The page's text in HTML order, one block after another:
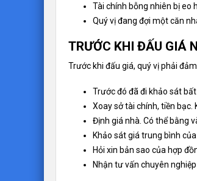
Tài chính bỗng nhiên bị eo
Quý vị đang đợi một căn
TRƯỚC KHI ĐẤU GIÁ
Trước khi đấu giá, quý vị phải
Trước đó đã đi khảo sát
Xoay sở tài chính, tiền bạc.
Định giá nhà. Có thể bằng
Khảo sát giá trung bình
Hỏi xin bản sao của hợp
Nhận tư vấn chuyên